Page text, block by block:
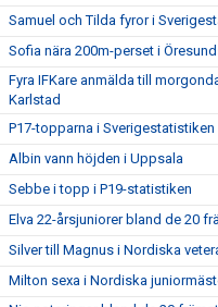
Samuel och Tilda fyror i
Sofia nära 200m-perset i
Fyra IFKare anmälda till
Karlstad
P17-topparna i Sverigestatistiken
Albin vann höjden i Uppsala
Sebbe i topp i P19-statistiken
Elva 22-årsjuniorer bland de 20
Silver till Magnus i Nordiska
Milton sexa i Nordiska